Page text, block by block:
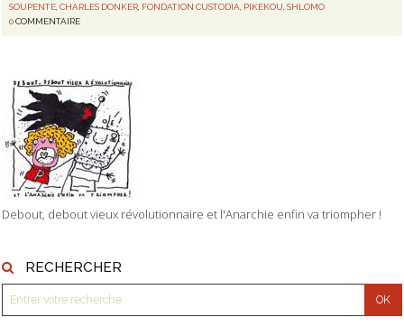
Debout, debout vieux révolutionnaire et l'Anarchie enfin va triompher !
RECHERCHER
SOUPENTE ,CHARLES DONKER FONDATION CUSTODIA PIKEKOU ,SHLOMO
0COMMENTAIRE